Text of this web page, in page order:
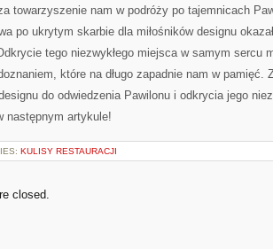
towarzyszenie nam w podróży po tajemnicach
po​ ukrytym skarbie dla ‍miłośników designu⁢
tego niezwykłego ⁢miejsca w⁤ samym sercu
które na długo zapadnie nam w
‌do odwiedzenia Pawilonu i odkrycia​ jego
następnym artykule!
KULISY RESTAURACJI
closed.